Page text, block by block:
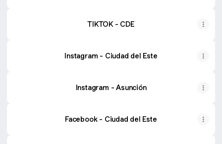
TIKTOK - CDE
Instagram - Ciudad del Este
Instagram - Asunción
Facebook - Ciudad del Este